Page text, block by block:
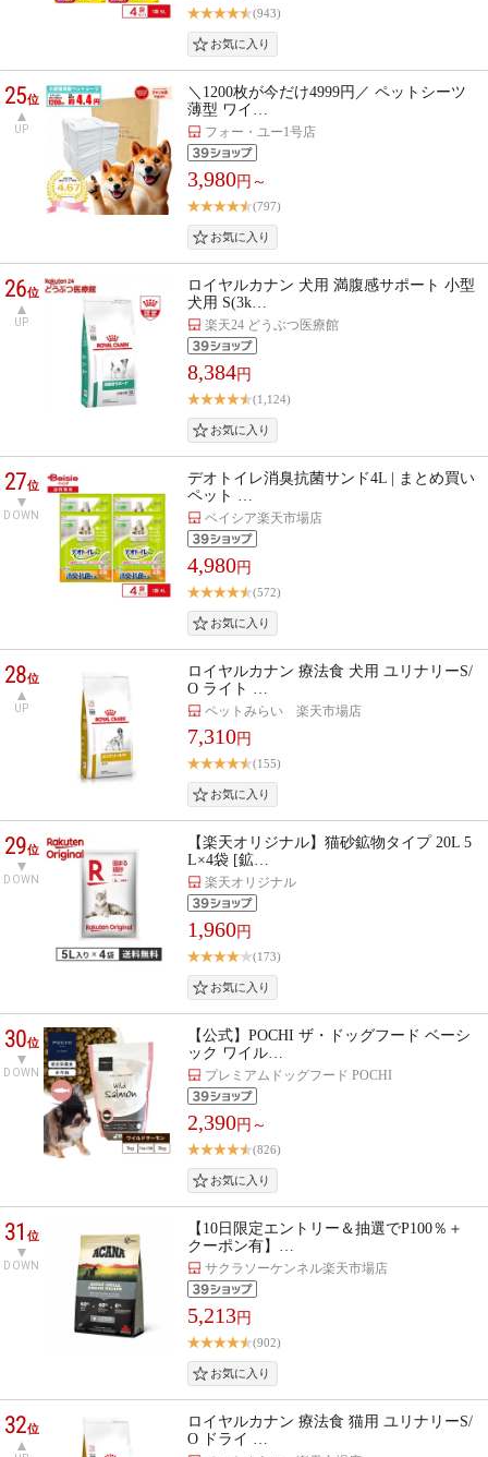
(943)
25位
UP
＼1200枚が今だけ4999円／ ペットシーツ
薄型 ワイ…
フォー・ユー1号店
3,980円～
(797)
26位
UP
ロイヤルカナン 犬用 満腹感サポート 小型
犬用 S(3k…
楽天24 どうぶつ医療館
8,384円
(1,124)
27位
DOWN
デオトイレ消臭抗菌サンド4L | まとめ買い
ペット …
ベイシア楽天市場店
4,980円
(572)
28位
UP
ロイヤルカナン 療法食 犬用 ユリナリーS/
O ライト …
ペットみらい 楽天市場店
7,310円
(155)
29位
DOWN
【楽天オリジナル】猫砂鉱物タイプ 20L 5
L×4袋 [鉱…
楽天オリジナル
1,960円
(173)
30位
DOWN
【公式】POCHI ザ・ドッグフード ベーシ
ック ワイル…
プレミアムドッグフード POCHI
2,390円～
(826)
31位
DOWN
【10日限定エントリー＆抽選でP100％＋
クーポン有】…
サクラソーケンネル楽天市場店
5,213円
(902)
32位
ロイヤルカナン 療法食 猫用 ユリナリーS/
O ドライ …